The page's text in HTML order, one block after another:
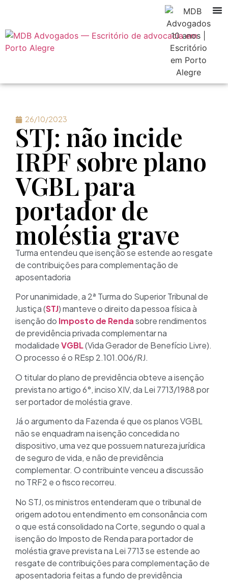
26/10/2023
STJ: não incide
IRPF sobre plano
VGBL para
portador de
moléstia grave
Turma entendeu que isenção se estende ao resgate
de contribuições para complementação de
aposentadoria
Por unanimidade, a 2ª Turma do Superior Tribunal de
Justiça (STJ) manteve o direito da pessoa física à
isenção do Imposto de Rendasobre rendimentos
de previdência privada complementar na
modalidadeVGBL(Vida Gerador de Benefício Livre).
O processo é o REsp 2.101.006/RJ.
O titular do plano de previdência obteve a isenção
prevista no artigo 6°, inciso XIV, da Lei 7713/1988 por
ser portador de moléstia grave.
Já o argumento da Fazenda é que os planos VGBL
não se enquadram na isenção concedida no
dispositivo, uma vez que possuem natureza jurídica
de seguro de vida, e não de previdência
complementar. O contribuinte venceu a discussão
no TRF2 e o fisco recorreu.
No STJ, os ministros entenderam que o tribunal de
origem adotou entendimento em consonância com
o que está consolidado na Corte, segundo o qual a
isenção do Imposto de Renda para portador de
moléstia grave prevista na Lei 7713 se estende ao
resgate de contribuições para complementação de
aposentadoria feitas a fundo de previdência